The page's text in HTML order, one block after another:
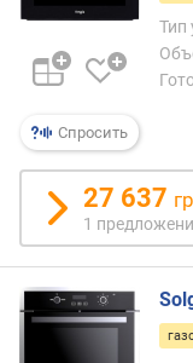
а
и
а
я
(
м
м
)
Спросить
Тип
27 637
1